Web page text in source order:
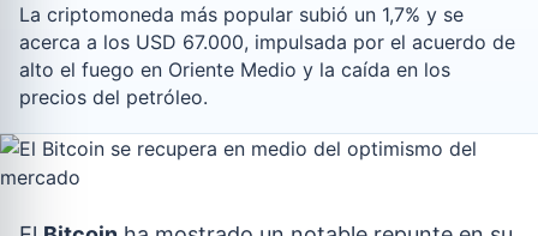
La criptomoneda más popular subió un 1,7% y se
acerca a los USD 67.000, impulsada por el acuerdo de
alto el fuego en Oriente Medio y la caída en los
precios del petróleo.